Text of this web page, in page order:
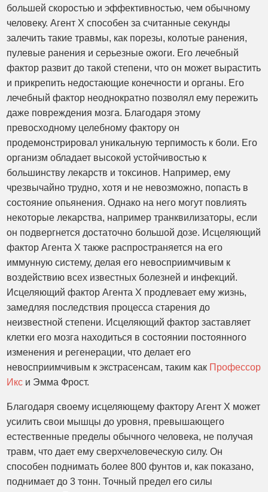
большей скоростью и эффективностью, чем обычному
человеку. Агент X способен за считанные секунды
залечить такие травмы, как порезы, колотые ранения,
пулевые ранения и серьезные ожоги. Его лечебный
фактор развит до такой степени, что он может вырастить
и прикрепить недостающие конечности и органы. Его
лечебный фактор неоднократно позволял ему пережить
даже повреждения мозга. Благодаря этому
превосходному целебному фактору он
продемонстрировал уникальную терпимость к боли. Его
организм обладает высокой устойчивостью к
большинству лекарств и токсинов. Например, ему
чрезвычайно трудно, хотя и не невозможно, попасть в
состояние опьянения. Однако на него могут повлиять
некоторые лекарства, например транквилизаторы, если
он подвергнется достаточно большой дозе. Исцеляющий
фактор Агента X также распространяется на его
иммунную систему, делая его невосприимчивым к
воздействию всех известных болезней и инфекций.
Исцеляющий фактор Агента X продлевает ему жизнь,
замедляя последствия процесса старения до
неизвестной степени. Исцеляющий фактор заставляет
клетки его мозга находиться в состоянии постоянного
изменения и регенерации, что делает его
невосприимчивым к экстрасенсам, таким как Профессор
Икс и Эмма Фрост.
Благодаря своему исцеляющему фактору Агент X может
усилить свои мышцы до уровня, превышающего
естественные пределы обычного человека, не получая
травм, что дает ему сверхчеловеческую силу. Он
способен поднимать более 800 фунтов и, как показано,
поднимает до 3 тонн. Точный предел его силы